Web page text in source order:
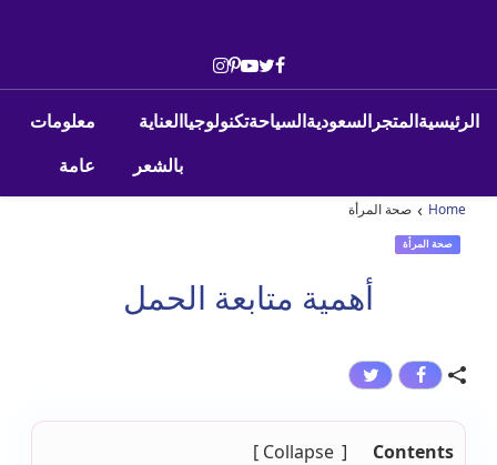
Main Navigation
الرئيسيةالمتجرالسعوديةالسياحةتكنولوجياالعناية
بالشعر
معلومات
عامة
Home
› صحة المرأة
صحة المرأة
أهمية متابعة الحمل
Contents
Collapse